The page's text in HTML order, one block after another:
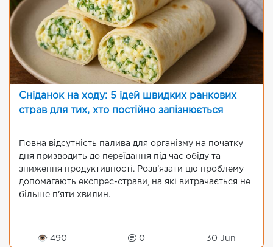
Сніданок на ходу: 5 ідей швидких ранкових
страв для тих, хто постійно запізнюється
Повна відсутність палива для організму на початку
дня призводить до переїдання під час обіду та
зниження продуктивності. Розв’язати цю проблему
допомагають експрес-страви, на які витрачається не
більше п'яти хвилин.
👁 490 0 30 Jun